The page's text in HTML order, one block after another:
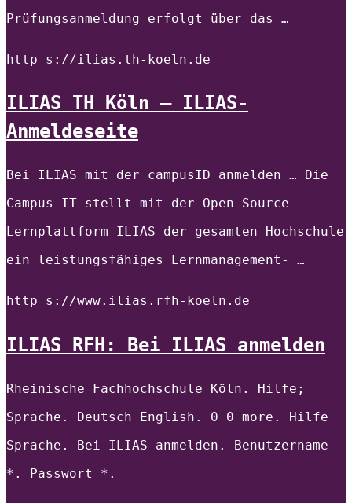
Prüfungsanmeldung erfolgt über das …
http s://ilias.th-koeln.de
ILIAS TH Köln – ILIAS-
Anmeldeseite
Bei ILIAS mit der campusID anmelden … Die
Campus IT stellt mit der Open-Source
Lernplattform ILIAS der gesamten Hochschule
ein leistungsfähiges Lernmanagement- …
http s://www.ilias.rfh-koeln.de
ILIAS RFH: Bei ILIAS anmelden
Rheinische Fachhochschule Köln. Hilfe;
Sprache. Deutsch English. 0 0 more. Hilfe
Sprache. Bei ILIAS anmelden. Benutzername
*. Passwort *.